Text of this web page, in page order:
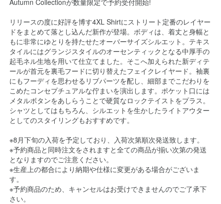
リリースの度に好評を博す4XL Shirtにストリート定番のレイヤー
ドをまとめて落とし込んだ新作が登場。ボディは、着丈と身幅と
もに非常にゆとりを持たせたオーバーサイズシルエット。テキス
タイルにはグランジスタイルのオーセンティックとなる中厚手の
起毛ネル生地を用いて仕立てました。そこへ加えられた新ディテ
ールが首元を裏毛フードに切り替えたフェイクレイヤード。袖裏
にもフーディを思わせるリブパーツを配し、細部までこだわりを
こめたコンセプチュアルな佇まいを演出します。ポケット口には
メタルボタンをあしらうことで硬質なロックテイストをプラス。
シャツとしてはもちろん、シルエットを生かしたライトアウター
としてのスタイリングもおすすめです。
※8月下旬の入荷を予定しており、入荷次第順次発送致します。
※予約商品と同時注文をされますと全ての商品が揃い次第の発送
となりますのでご注意ください。
※生産上の都合により納期や仕様に変更がある場合がございま
す。
※予約商品のため、キャンセルはお受けできませんのでご了承下
さい。